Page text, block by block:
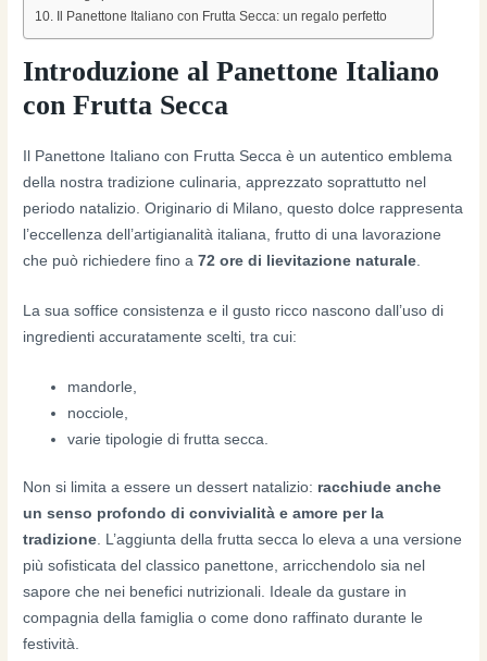
Il Panettone Italiano con Frutta Secca: un regalo perfetto
Introduzione al Panettone Italiano
con Frutta Secca
Il Panettone Italiano con Frutta Secca è un autentico emblema
della nostra tradizione culinaria, apprezzato soprattutto nel
periodo natalizio. Originario di Milano, questo dolce rappresenta
l’eccellenza dell’artigianalità italiana, frutto di una lavorazione
che può richiedere fino a72 ore di lievitazione naturale.
La sua soffice consistenza e il gusto ricco nascono dall’uso di
ingredienti accuratamente scelti, tra cui:
mandorle,
nocciole,
varie tipologie di frutta secca.
Non si limita a essere un dessert natalizio: racchiude anche
un senso profondo di convivialità e amore per la
tradizione. L’aggiunta della frutta secca lo eleva a una versione
più sofisticata del classico panettone, arricchendolo sia nel
sapore che nei benefici nutrizionali. Ideale da gustare in
compagnia della famiglia o come dono raffinato durante le
festività.